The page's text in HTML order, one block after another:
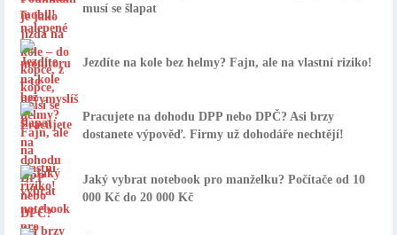
musí se šlapat
Jezdíte na kole bez helmy? Fajn, ale na vlastní riziko!
Pracujete na dohodu DPP nebo DPČ? Asi brzy
dostanete výpověď. Firmy už dohodáře nechtějí!
Jaký vybrat notebook pro manželku? Počítače od 10
000 Kč do 20 000 Kč